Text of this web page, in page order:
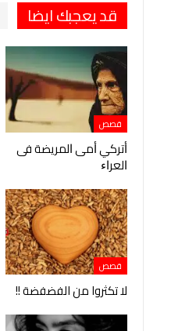
قد يعجبك ايضا
قصص
ﺃﺗﺮﻛﻲ ﺃﻣﻰ ﺍﻟﻤﺮﻳﻀﺔ ﻓﻰ
ﺍﻟﻌﺮﺍﺀ
قصص
لا تكثروا من الفضفضة !!